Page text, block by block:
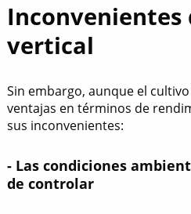
vertical
Sin embargo, aunque el
ventajas en términos de
sus inconvenientes:
- Las condiciones
de controlar